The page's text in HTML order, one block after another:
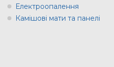
Електроопалення
Камішові мати та панелі